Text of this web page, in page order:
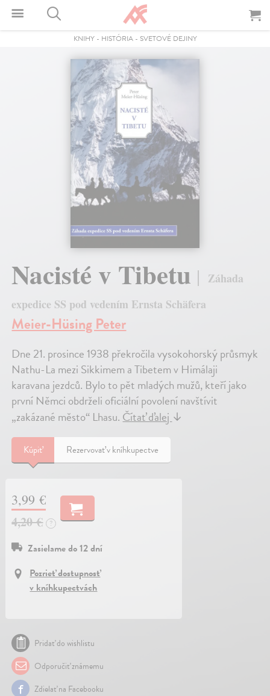
KNIHY- HISTÓRIA- SVETOVÉ DEJINY
Nacisté v Tibetu
Záhada
expedice SS pod vedením Ernsta Schäfera
Meier-Hüsing Peter
Dne 21. prosince 1938 překročila vysokohorský průsmyk
Nathu-La mezi Sikkimem a Tibetem v Himálaji
karavana jezdců. Bylo to pět mladých mužů, kteří jako
první Němci obdrželi oficiální povolení navštívit
„zakázané město“ Lhasu. Čítať ďalej ↓
Kúpiť Rezervovať v kníhkupectve
3,99 €
4,20 €
?
Zasielame do 12 dní
Pozrieť dostupnosť
v kníhkupectvách
Pridať do wishlistu
Odporučiť známemu
Zdielať na Facebooku